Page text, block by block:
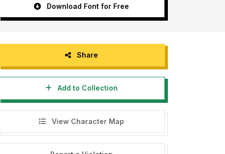
Download Font for Free
Share
Add to Collection
View Character Map